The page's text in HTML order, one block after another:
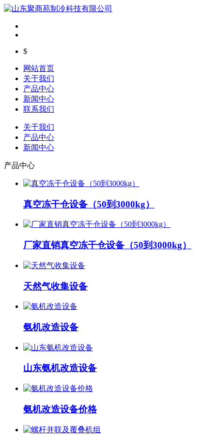
$
网站首页
关于我们
产品中心
新闻中心
联系我们
关于我们
产品中心
新闻中心
产品中心
真空冻干仓设备（50到3000kg）
厂家直销真空冻干仓设备（50到3000kg）
天然气收集设备
氨机改造设备
山东氨机改造设备
氨机改造设备价格